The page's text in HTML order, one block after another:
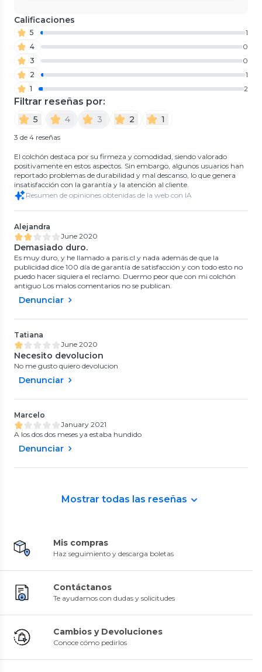
Calificaciones
5
1
4
0
3
0
2
1
1
2
Filtrar reseñas por:
5 4 3 2 1
3 de 4 reseñas
El colchón destaca por su firmeza y comodidad, siendo valorado
positivamente en estos aspectos. Sin embargo, algunos usuarios han
reportado problemas de durabilidad y mal descanso, lo que genera
insatisfacción con la garantía y la atención al cliente.
Resumen de opiniones obtenidas de la web con IA
Alejandra
June 2020
Demasiado duro.
Es muy duro, y he llamado a paris.cl y nada además de que la
publicidad dice 100 día de garantía de satisfacción y con todo esto no
puedo hacer siquiera el reclamo. Duermo peor que con mi colchón
antiguo Los malos comentarios no se publican.
Denunciar
Tatiana
June 2020
Necesito devolucion
No me gusto quiero devolucion
Denunciar
Marcelo
January 2021
A los dos dos meses ya estaba hundido
Denunciar
Mostrar todas las reseñas
Mis compras
Haz seguimiento y descarga boletas
Contáctanos
Te ayudamos con dudas y solicitudes
Cambios y Devoluciones
Conoce cómo pedirlos